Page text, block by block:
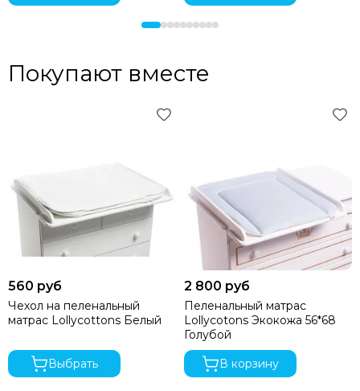
Покупают вместе
560 руб
Чехол на пеленальный
матрас Lollycottons Белый
Выбрать
2 800 руб
Пеленальный матрас
Lollycotons Экокожа 56*68
Голубой
В корзину